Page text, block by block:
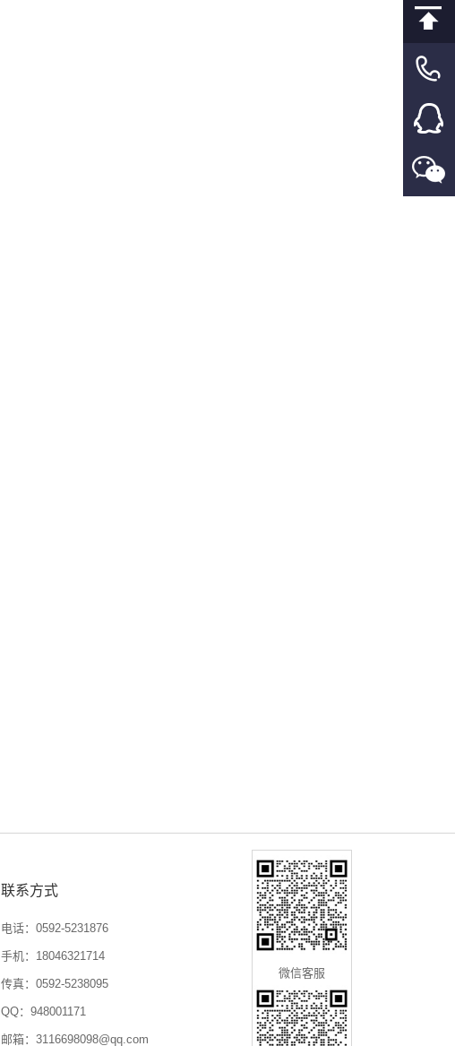
联系方式
电话：0592-5231876
手机：18046321714
传真：0592-5238095
QQ：948001171
邮箱：3116698098@qq.com
微信客服